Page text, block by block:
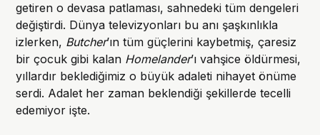
getiren o devasa patlaması, sahnedeki tüm dengeleri
değiştirdi. Dünya televizyonları bu anı şaşkınlıkla
izlerken, Butcher’ın tüm güçlerini kaybetmiş, çaresiz
bir çocuk gibi kalan Homelander’ı vahşice öldürmesi,
yıllardır beklediğimiz o büyük adaleti nihayet önüme
serdi. Adalet her zaman beklendiği şekillerde tecelli
edemiyor işte.